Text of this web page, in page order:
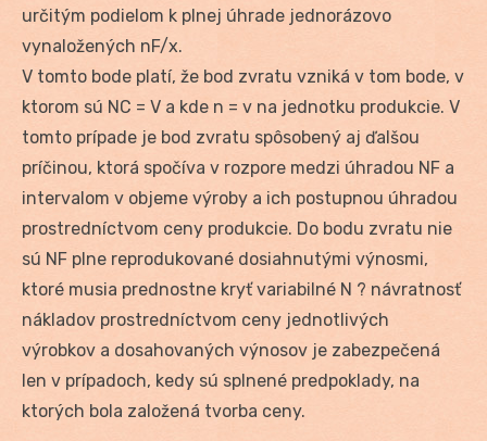
určitým podielom k plnej úhrade jednorázovo
vynaložených nF/x.
V tomto bode platí, že bod zvratu vzniká v tom bode, v
ktorom sú NC = V a kde n = v na jednotku produkcie. V
tomto prípade je bod zvratu spôsobený aj ďalšou
príčinou, ktorá spočíva v rozpore medzi úhradou NF a
intervalom v objeme výroby a ich postupnou úhradou
prostredníctvom ceny produkcie. Do bodu zvratu nie
sú NF plne reprodukované dosiahnutými výnosmi,
ktoré musia prednostne kryť variabilné N ? návratnosť
nákladov prostredníctvom ceny jednotlivých
výrobkov a dosahovaných výnosov je zabezpečená
len v prípadoch, kedy sú splnené predpoklady, na
ktorých bola založená tvorba ceny.